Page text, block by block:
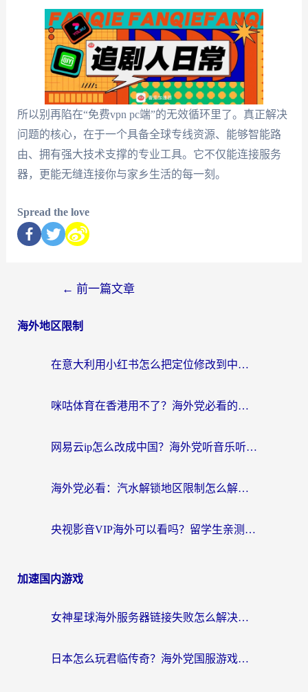
所以别再陷在“免费vpn pc端”的无效循环里了。真正解决
问题的核心，在于一个具备全球专线资源、能够智能路
由、拥有强大技术支撑的专业工具。它不仅能连接服务
器，更能无缝连接你与家乡生活的每一刻。
Spread the love
← 前一篇文章
海外地区限制
在意大利用小红书怎么把定位修改到中国国内？3个实用技巧+1个靠谱工具帮你搞定
咪咕体育在香港用不了？海外党必看的回国加速器选择指南（附3个真实场景解决方案）
网易云ip怎么改成中国？海外党听音乐听书的无痛解决方案
海外党必看：汽水解锁地区限制怎么解除？3招解决国内影音&生活服务难题
央视影音VIP海外可以看吗？留学生亲测有效的回国加速器选择指南
加速国内游戏
女神星球海外服务器链接失败怎么解决？海外党国服游戏加速避坑指南
日本怎么玩君临传奇？海外党国服游戏加速避坑指南（附菲律宾欧洲玩家实测）